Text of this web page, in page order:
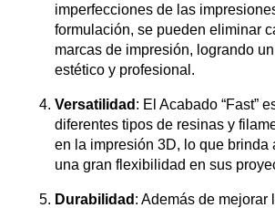
imperfecciones de las
formulación, se pueden eliminar
marcas de impresión, logrando
estético y profesional.
Versatilidad : El Acabado “Fast”
diferentes tipos de resinas y
en la impresión 3D, lo que brinda
una gran flexibilidad en sus
Durabilidad : Además de mejorar